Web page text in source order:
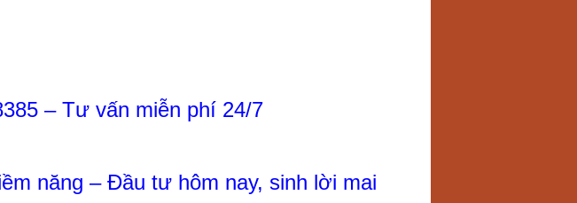
– Tư vấn miễn phí 24/7
năng – Đầu tư hôm nay, sinh lời mai